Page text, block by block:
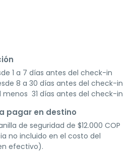
1 a 7 días antes del check-in
8 a 30 días antes del check-in
menos  31 días antes del check-in
pagar en destino
de seguridad de $12.000 COP
no incluido en el costo del
efectivo).